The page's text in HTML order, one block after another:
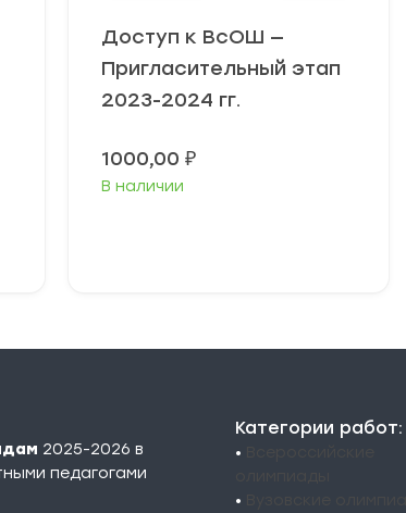
Доступ к ВсОШ —
Пригласительный этап
2023-2024 гг.
1000,00 ₽
В наличии
2025-2026 в
педагогами
Категории работ:
•
•